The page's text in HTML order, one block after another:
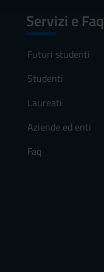
Servizi e Faq
Futuri studenti
Studenti
Laureati
Aziende ed enti
Faq